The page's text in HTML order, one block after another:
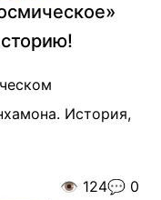
История,
👁️ 124💬 0